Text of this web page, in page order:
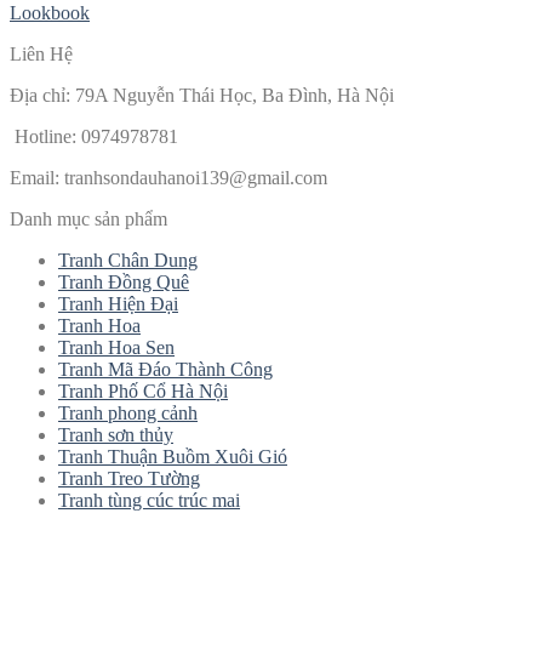
Lookbook
Liên Hệ
Địa chỉ: 79A Nguyễn Thái Học, Ba Đình, Hà Nội
Hotline: 0974978781
Email: tranhsondauhanoi139@gmail.com
Danh mục sản phẩm
Tranh Chân Dung
Tranh Đồng Quê
Tranh Hiện Đại
Tranh Hoa
Tranh Hoa Sen
Tranh Mã Đáo Thành Công
Tranh Phố Cổ Hà Nội
Tranh phong cảnh
Tranh sơn thủy
Tranh Thuận Buồm Xuôi Gió
Tranh Treo Tường
Tranh tùng cúc trúc mai